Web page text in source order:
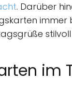
. Darüber
immer
im